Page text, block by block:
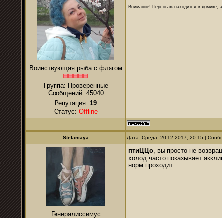
Воинствующая рыба с флагом
Группа: Проверенные
Сообщений: 45040
Репутация: 19
Статус: Offline
Внимание! Персонаж находится в домике,
Stefaniaya Дата: Среда, 20.12.2017, 20:15 |
Генералиссимус
птиЦЦо, вы просто не
холод часто показывает
норм проходит.